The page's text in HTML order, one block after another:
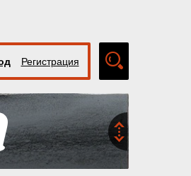
Регистрация
поиск